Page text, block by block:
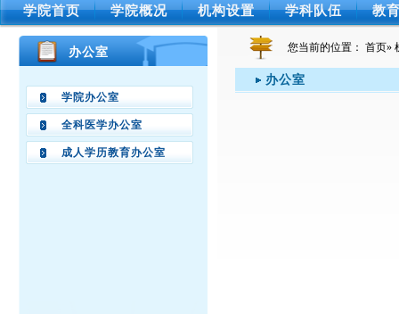
学院首页 学院概况 机构设置 学科队伍 教
办公室
学院办公室
全科医学办公室
成人学历教育办公室
您当前的位置： 首页»
办公室